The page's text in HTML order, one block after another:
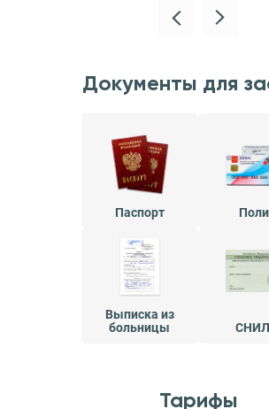
Документы для
Паспорт
Выписка из
больницы
Тарифы